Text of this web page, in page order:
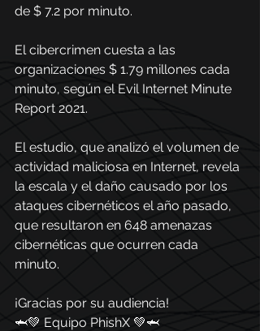
de $ 7.2 por minuto.
El cibercrimen cuesta a las
organizaciones $ 1.79 millones cada
minuto, según el Evil Internet Minute
Report 2021.
El estudio, que analizó el volumen de
actividad maliciosa en Internet, revela
la escala y el daño causado por los
ataques cibernéticos el año pasado,
que resultaron en 648 amenazas
cibernéticas que ocurren cada
minuto.
¡Gracias por su audiencia!
🦈💚 Equipo PhishX 💚🦈